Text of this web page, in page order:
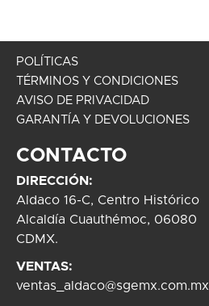
POLÍTICAS
TÉRMINOS Y CONDICIONES
AVISO DE PRIVACIDAD
GARANTÍA Y DEVOLUCIONES
CONTACTO
DIRECCIÓN:
Aldaco 16-C, Centro Histórico
Alcaldía Cuauthémoc, 06080
CDMX.
VENTAS:
ventas_aldaco@sgemx.com.mx